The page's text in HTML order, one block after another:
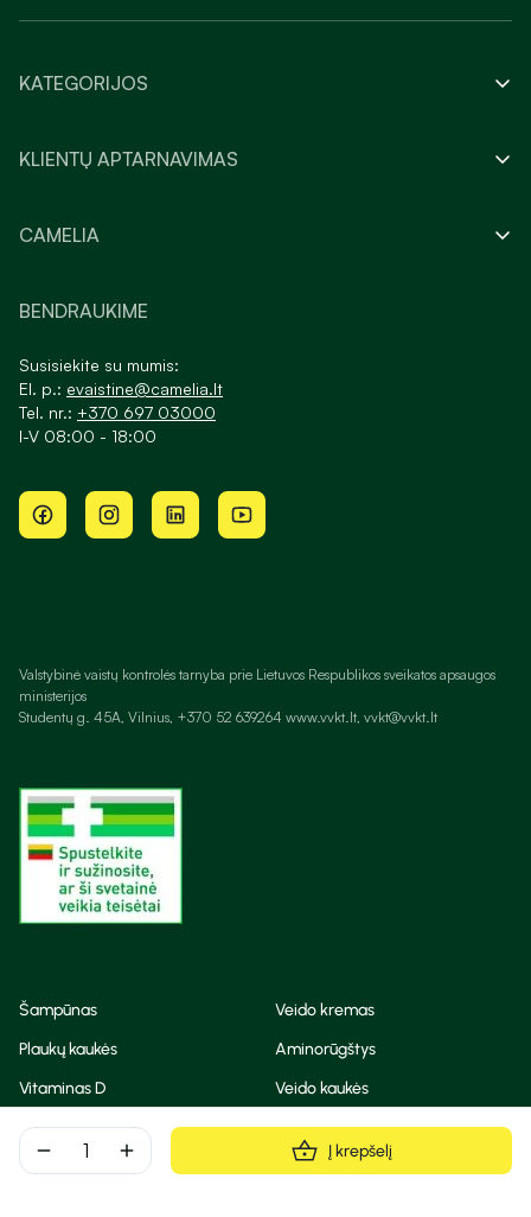
remove add Į krepšelį
KATEGORIJOS
KLIENTŲ APTARNAVIMAS
CAMELIA
BENDRAUKIME
Susisiekite su mumis:
El. p.: evaistine@camelia.lt
Tel. nr.: +370 697 03000
I-V 08:00 - 18:00
Valstybinė vaistų kontrolės tarnyba prie Lietuvos Respublikos sveikatos apsaugos
ministerijos
Studentų g. 45A, Vilnius, +370 52 639264 www.vvkt.lt, vvkt@vvkt.lt
Šampūnas
Veido kremas
Plaukų kaukės
Aminorūgštys
Vitaminas D
Veido kaukės
Korėjietiška kosmetika
Eteriniai aliejai
Dezodorantas
BB ir CC kremas